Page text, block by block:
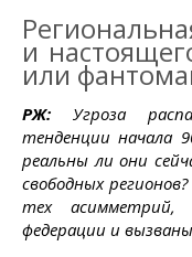
и
или
РЖ: Угроза
тенденции начала
реальны ли они
свободных
тех асимметрий,
федерации и